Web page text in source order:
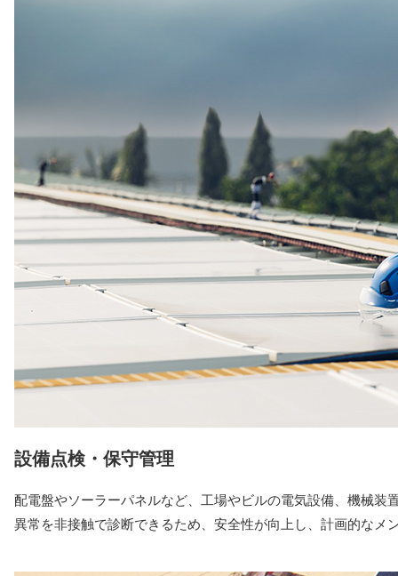
設備点検・保守管理
配電盤やソーラーパネルなど、工場やビルの電気設備、機械
異常を非接触で診断できるため、安全性が向上し、計画的なメ